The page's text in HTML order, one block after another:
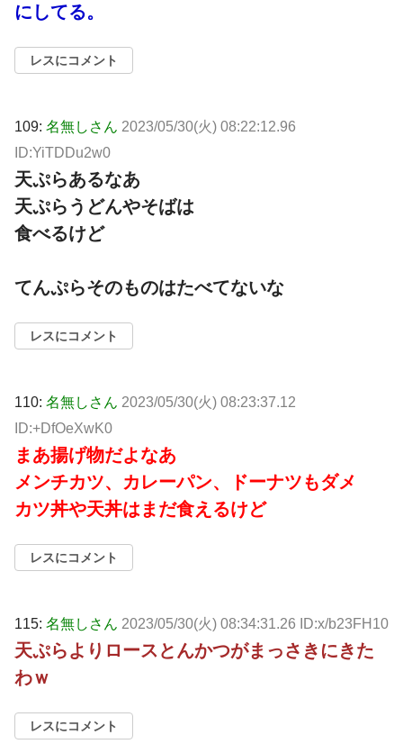
にしてる。
レスにコメント
109: 名無しさん 2023/05/30(火) 08:22:12.96
ID:YiTDDu2w0
天ぷらあるなあ
天ぷらうどんやそばは
食べるけど
てんぷらそのものはたべてないな
レスにコメント
110: 名無しさん 2023/05/30(火) 08:23:37.12
ID:+DfOeXwK0
まあ揚げ物だよなあ
メンチカツ、カレーパン、ドーナツもダメ
カツ丼や天丼はまだ食えるけど
レスにコメント
115: 名無しさん 2023/05/30(火) 08:34:31.26 ID:x/b23FH10
天ぷらよりロースとんかつがまっさきにきた
わｗ
レスにコメント